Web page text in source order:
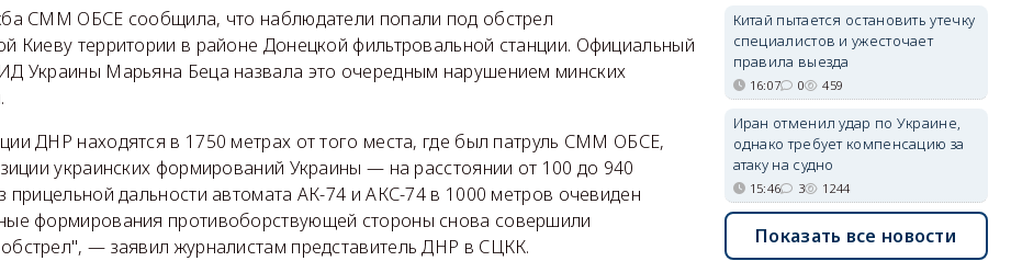
СММ ОБСЕ сообщила, что наблюдатели попали под обстрел
Киеву территории в районе Донецкой фильтровальной станции. Официальный
Украины Марьяна Беца назвала это очередным нарушением минских
ДНР находятся в 1750 метрах от того места, где был патруль СММ ОБСЕ,
украинских формирований Украины — на расстоянии от 100 до 940
прицельной дальности автомата АК-74 и АКС-74 в 1000 метров очевиден
формирования противоборствующей стороны снова совершили
— заявил журналистам представитель ДНР в СЦКК.
Китай пытается остановить утечку
специалистов и ужесточает
правила выезда
16:07 0 459
Иран отменил удар по Украине,
однако требует компенсацию за
атаку на судно
15:46 3 1244
Показать все новости